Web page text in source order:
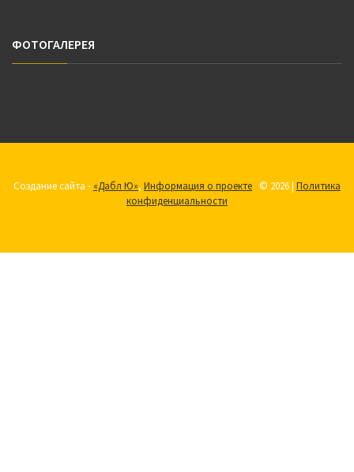
ФОТОГАЛЕРЕЯ
Создание сайта - «Дабл Ю», Информация о проекте © 2026 | Политика
конфиденциальности